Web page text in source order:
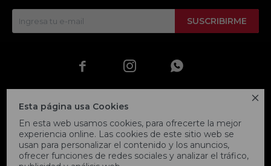

Esta página usa Cookies
En esta web usamos cookies, para ofrecerte la mejor
experiencia online. Las cookies de este sitio web se
usan para personalizar el contenido y los anuncios,
ofrecer funciones de redes sociales y analizar el tráfico,
SUSCRIBIRME
  